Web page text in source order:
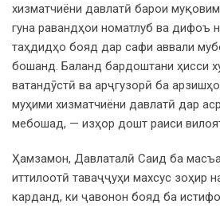
хизматчиёни давлатӣ барои
гуна равандҳои номатлуб ва дифоъ
таҳдидҳо бояд дар сафи аввали
бошанд. Баланд бардоштани ҳисси
ватандӯстӣ ва арҷгузорӣ ба
муҳими хизматчиёни давлатӣ дар
мебошад, — изҳор дошт раиси
Ҳамзамон, Давлаталӣ Саид ба
иттилоотӣ таваҷҷуҳи махсус зоҳир
карданд, ки ҷавонон бояд ба